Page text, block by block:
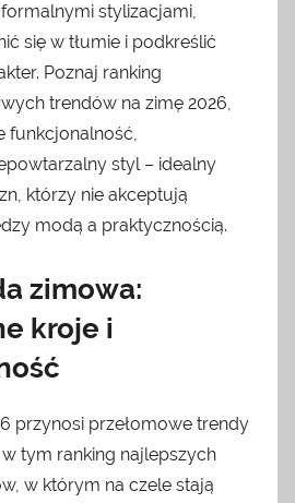
stylizacjami,
się w tłumie i podkreślić
Poznaj ranking
trendów na zimę 2026,
funkcjonalność,
styl – idealny
którzy nie akceptują
modą a praktycznością.
zimowa:
kroje i
przynosi przełomowe trendy
tym ranking najlepszych
w którym na czele stają